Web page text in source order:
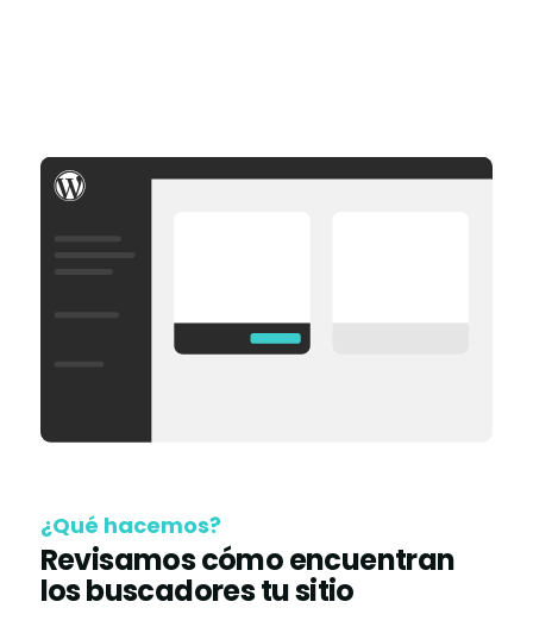
¿Qué hacemos?
Revisamos cómo encuentran
los buscadores tu sitio